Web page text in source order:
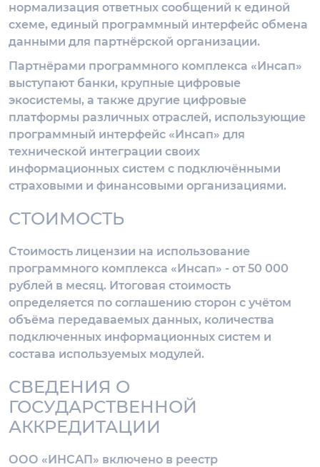
нормализация ответных сообщений к единой
схеме, единый программный интерфейс обмена
данными для партнёрской организации.
Партнёрами программного комплекса «Инсап»
выступают банки, крупные цифровые
экосистемы, а также другие цифровые
платформы различных отраслей, использующие
программный интерфейс «Инсап» для
технической интеграции своих
информационных систем с подключёнными
страховыми и финансовыми организациями.
СТОИМОСТЬ
Стоимость лицензии на использование
программного комплекса «Инсап» - от 50 000
рублей в месяц. Итоговая стоимость
определяется по соглашению сторон с учётом
объёма передаваемых данных, количества
подключенных информационных систем и
состава используемых модулей.
СВЕДЕНИЯ О
ГОСУДАРСТВЕННОЙ
АККРЕДИТАЦИИ
ООО «ИНСАП» включено в реестр